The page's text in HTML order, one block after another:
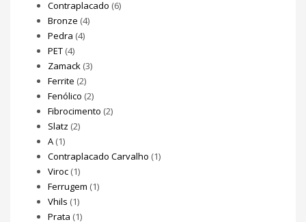
Contraplacado (6)
Bronze (4)
Pedra (4)
PET (4)
Zamack (3)
Ferrite (2)
Fenólico (2)
Fibrocimento (2)
Slatz (2)
A (1)
Contraplacado Carvalho (1)
Viroc (1)
Ferrugem (1)
Vhils (1)
Prata (1)